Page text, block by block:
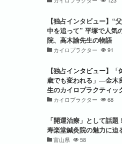
【独占インタビュー】“
中を追って” 平塚で人気
院、高木諭先生の物語
カイロプラクター 91
【独占インタビュー】「
歳でも変われる」―金木
生のカイロプラクティッ
カイロプラクター 68
「開運治療」として話題
寿楽堂鍼灸院の魅力に迫
富山県 58